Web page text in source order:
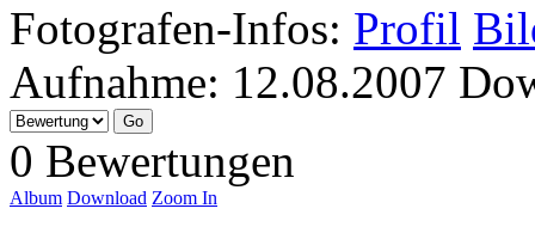
Fotografen-Infos: Profil
Aufnahme: 12.08.2007
0 Bewertungen
Album Download Zoom In